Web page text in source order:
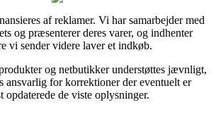
af reklamer. Vi har samarbejder med
og præsenterer deres varer, og indhenter
vi sender videre laver et indkøb.
og netbutikker understøttes jævnligt,
ansvarlig for korrektioner der eventuelt er
opdaterede de viste oplysninger.